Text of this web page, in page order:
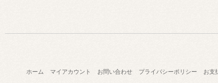
ホーム マイアカウント お問い合わせ プライバシーポリシー お支